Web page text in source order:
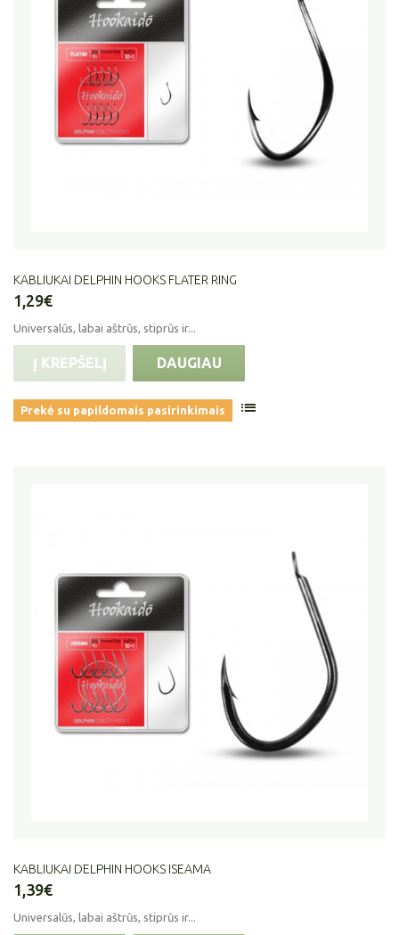
KABLIUKAI DELPHIN HOOKS FLATER RING
1,29€
Universalūs, labai aštrūs, stiprūs ir...
Į KREPŠELĮ DAUGIAU
Prekė su papildomais pasirinkimais
KABLIUKAI DELPHIN HOOKS ISEAMA
1,39€
Universalūs, labai aštrūs, stiprūs ir...